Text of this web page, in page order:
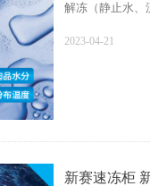
解冻（静止水、
2023-04-21
新赛速冻柜